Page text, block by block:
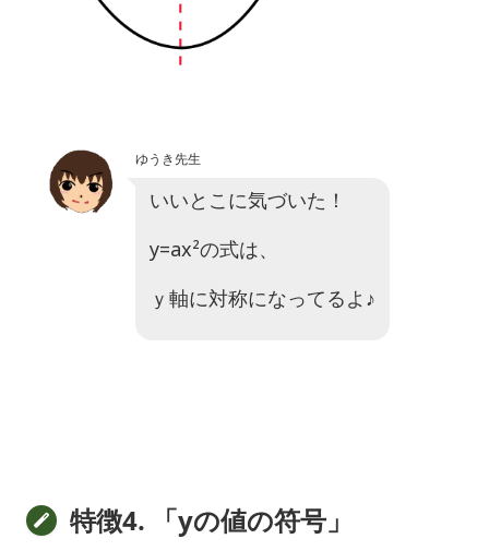
ゆうき先生
いいとこに気づいた！
y=ax²の式は、
ｙ軸に対称になってるよ♪
特徴4. 「yの値の符号」